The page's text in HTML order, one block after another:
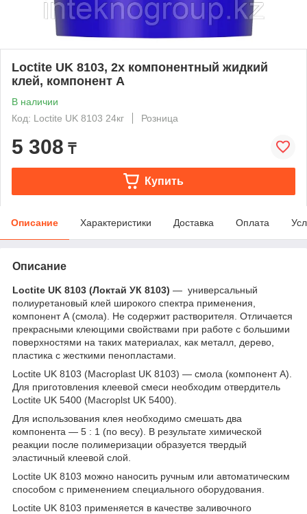
Loctite UK 8103, 2х компонентный жидкий
клей, компонент А
В наличии
Код: Loctite UK 8103 24кг
Розница
5 308 ₸
Купить
Описание Характеристики Доставка Оплата
Описание
Loctite UK 8103 (Локтай УК 8103) — универсальный
полиуретановый клей широкого спектра применения,
компонент А (смола). Не содержит растворителя. Отличается
прекрасными клеющими свойствами при работе с большими
поверхностями на таких материалах, как металл, дерево,
пластика с жесткими пенопластами.
Loctite UK 8103 (Macroplast UK 8103) — смола (компонент А).
Для приготовления клеевой смеси необходим отвердитель
Loctite UK 5400 (Macroplst UK 5400).
Для использования клея необходимо смешать два
компонента — 5 : 1 (по весу). В результате химической
реакции после полимеризации образуется твердый
эластичный клеевой слой.
Loctite UK 8103 можно наносить ручным или автоматическим
способом с применением специального оборудования.
Loctite UK 8103 применяется в качестве заливочного